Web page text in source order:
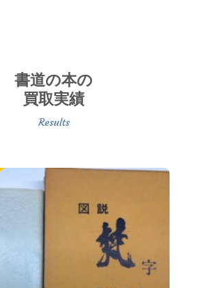
書道の本の
買取実績